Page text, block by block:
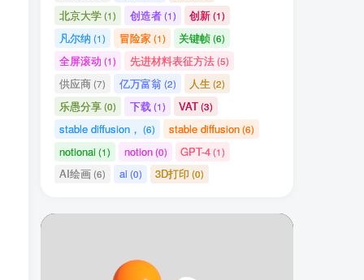
北京大学(1) 创造者(1) 创新(1)
凡尔纳 (1) 冒险家 (1) 关键帧(6)
全屏滚动 (1) 先进材料表征方法(5)
供应商(7) 亿万富翁 (2) 人生 (2)
乐愚分享(0) 下载(1) VAT(3)
stable diffusion， (6) stable diffusion(6)
notionai(1) notion(0) GPT-4(1)
AI绘画(6) ai(0) 3D打印 (0)